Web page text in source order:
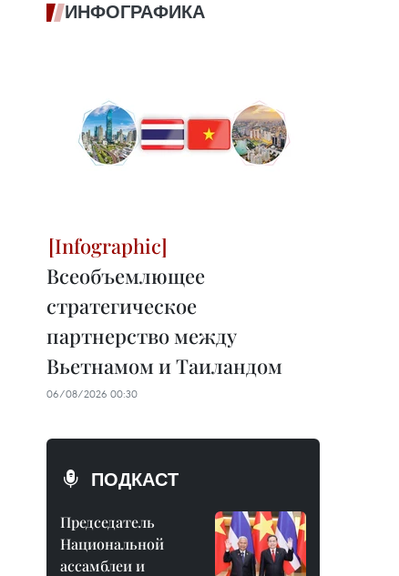
ИНФОГРАФИКА
Всеобъемлющее
стратегическое
партнерство между
Вьетнамом и Таиландом
06/08/2026 00:30
ПОДКАСТ
Председатель
Национальной
ассамблеи и